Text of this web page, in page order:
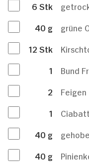
6 Stk
40 g
grüne
12 Stk
1
Bund
2
Feigen
1
40 g
40 g